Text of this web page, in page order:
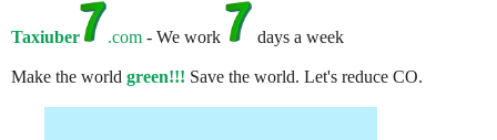
Taxiuber .com - We work days a week
Make the world green!!! Save the world. Let's reduce CO.